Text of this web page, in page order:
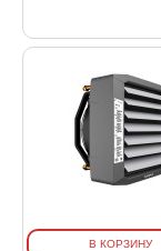
В КОРЗИНУ